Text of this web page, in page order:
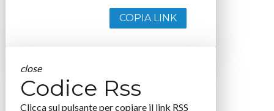
COPIA LINK
close
Codice Rss
Clicca sul pulsante per copiare il link RSS